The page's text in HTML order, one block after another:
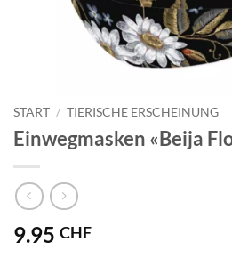
START / TIERISCHE ERSCHEINUNG
Einwegmasken «Beija
9.95 CHF